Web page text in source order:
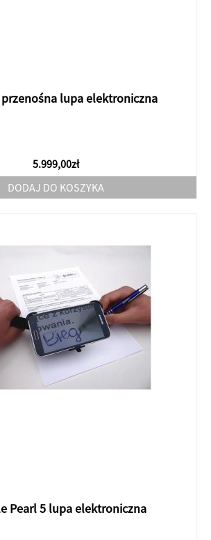
lupa elektroniczna
5.999,00zł
DODAJ DO KOSZYKA
Pearl 5 lupa elektroniczna